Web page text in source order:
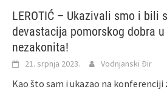
LEROTIĆ – Ukazivali smo i bili
devastacija pomorskog dobra
nezakonita!
21. srpnja 2023. Vodnjanski Đir
Kao što sam i ukazao na